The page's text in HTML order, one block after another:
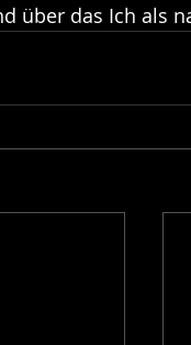
über das Ich als